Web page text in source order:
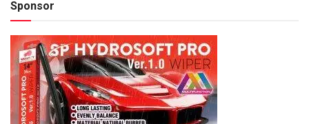
Sponsor